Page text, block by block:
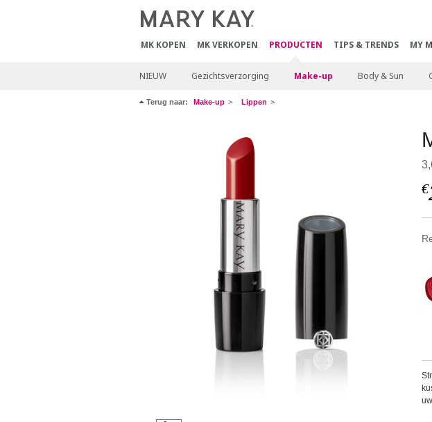
MK KOPEN MK VERKOPEN PRODUCTEN TIPS & TRENDS MY
NIEUW Gezichtsverzorging Make-up Body & Sun
Terug naar: Make-up Lippen
€